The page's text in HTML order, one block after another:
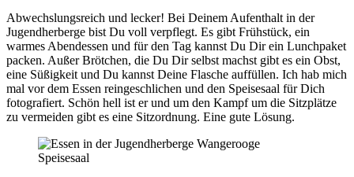
Abwechslungsreich und lecker! Bei Deinem Aufenthalt in der
Jugendherberge bist Du voll verpflegt. Es gibt Frühstück, ein
warmes Abendessen und für den Tag kannst Du Dir ein Lunchpaket
packen. Außer Brötchen, die Du Dir selbst machst gibt es ein Obst,
eine Süßigkeit und Du kannst Deine Flasche auffüllen. Ich hab mich
mal vor dem Essen reingeschlichen und den Speisesaal für Dich
fotografiert. Schön hell ist er und um den Kampf um die Sitzplätze
zu vermeiden gibt es eine Sitzordnung. Eine gute Lösung.
Speisesaal